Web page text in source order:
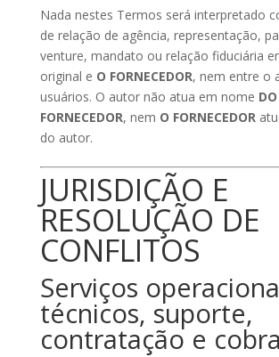
Nada nestes Termos será interpretado
de relação de agência, representação,
venture, mandato ou relação fiduciária
original e O FORNECEDOR, nem entre o
usuários. O autor não atua em nome DO
FORNECEDOR, nem O FORNECEDOR
do autor.
JURISDIÇÃO E
RESOLUÇÃO DE
CONFLITOS
Serviços
técnicos, suporte,
contratação e